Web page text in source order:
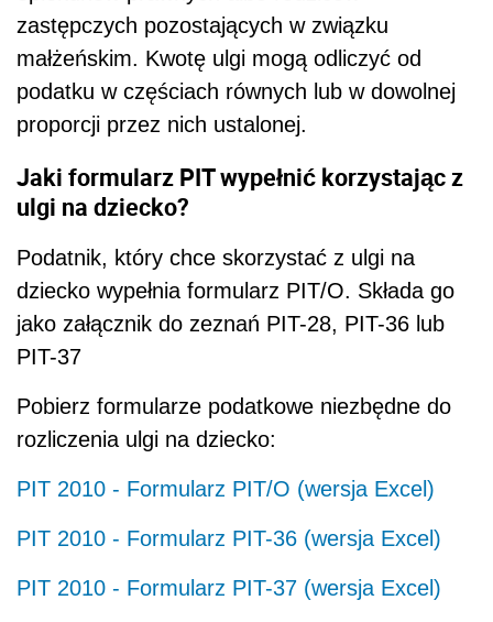
zastępczych pozostających w związku
małżeńskim. Kwotę ulgi mogą odliczyć od
podatku w częściach równych lub w dowolnej
proporcji przez nich ustalonej.
Jaki formularz PIT wypełnić korzystając z
ulgi na dziecko?
Podatnik, który chce skorzystać z ulgi na
dziecko wypełnia formularz PIT/O. Składa go
jako załącznik do zeznań PIT-28, PIT-36 lub
PIT-37
Pobierz formularze podatkowe niezbędne do
rozliczenia ulgi na dziecko:
PIT 2010 - Formularz PIT/O (wersja Excel)
PIT 2010 - Formularz PIT-36 (wersja Excel)
PIT 2010 - Formularz PIT-37 (wersja Excel)